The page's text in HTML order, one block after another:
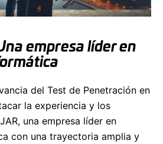
empresa líder en
del Test de Penetración en
la experiencia y los
una empresa líder en
con una trayectoria amplia y